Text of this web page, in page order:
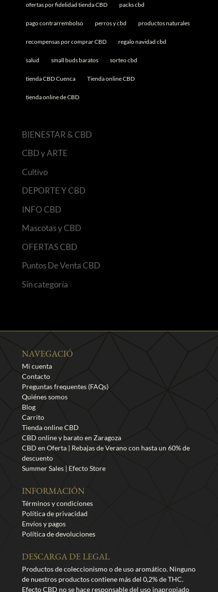
ofertas por fidelidad tienda CBD packs cbd
pago contrarrembolso perros y cbd productos naturales
recompensas por comprar CBD regalo navidad cbd
salud small buds baratos sorteo cbd
tienda CBD Cuenca Tienda online CBD
tienda online de CBD
BIENESTAR & CBD
CBD y ARTE
Cultivo
DEPORTE Y CBD
INFO CBD
Mascotas y CBD
OFERTAS CBD
Puntos De Venta CBD
Sin categoría
NAVEGACIÓ
Mi cuenta
Contacto
Preguntas frequentes (FAQs)
Quiénes somos
Blog
Carrito
Tienda online CBD
CBD online y barato en Zaragoza
CBD en Oferta | Rebajas de Verano con hasta un 60% de
descuento
Summer Sales | Efecto Store
INFORMACIÓN
Términos y condiciones
Política de privacidad
Envíos y pagos
Política de devoluciones
DESCARGA DE LEGAL
Productos de coleccionismo o de uso aromático. Ninguno
de nuestros productos contiene más del 0,2% de THC.
Efecto CBD no se hace responsable del uso inapropiado